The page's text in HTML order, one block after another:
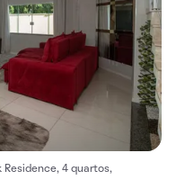
Residence, 4 quartos,